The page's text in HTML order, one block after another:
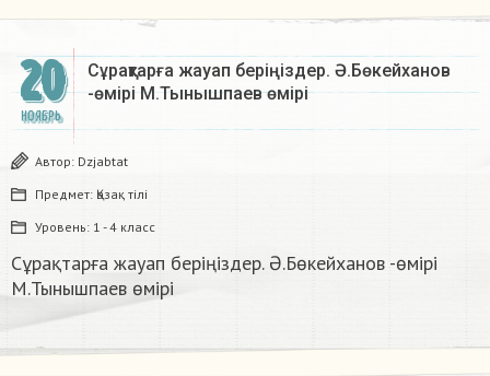
20
НОЯБРЬ
Сұрақтарға жауап беріңіздер. Ә.Бөкейханов
-өмірі М.Тынышпаев өмірі​
Автор: Dzjabtat
Предмет: Қазақ тiлi
Уровень: 1 - 4 класс
Сұрақтарға жауап беріңіздер. Ә.Бөкейханов -өмірі
М.Тынышпаев өмірі​